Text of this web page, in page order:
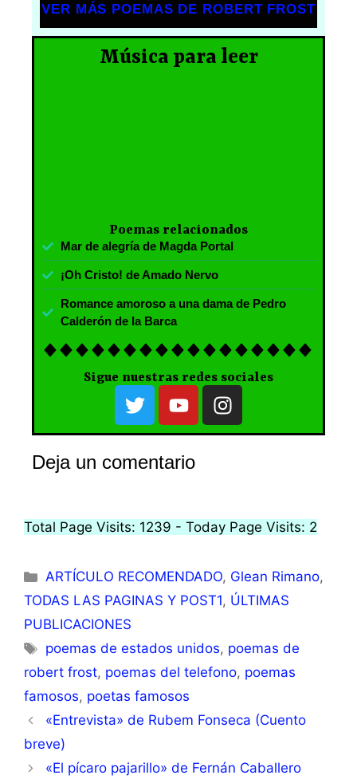
VER MÁS POEMAS DE ROBERT FROST
Música para leer
Poemas relacionados
Mar de alegría de Magda Portal
¡Oh Cristo! de Amado Nervo
Romance amoroso a una dama de Pedro
Calderón de la Barca
Sigue nuestras redes sociales
Deja un comentario
Total Page Visits: 1239 - Today Page Visits: 2
ARTÍCULO RECOMENDADO, Glean Rimano,
TODAS LAS PAGINAS Y POST1, ÚLTIMAS
PUBLICACIONES
poemas de estados unidos, poemas de
robert frost, poemas del telefono, poemas
famosos, poetas famosos
«Entrevista» de Rubem Fonseca (Cuento
breve)
«El pícaro pajarillo» de Fernán Caballero